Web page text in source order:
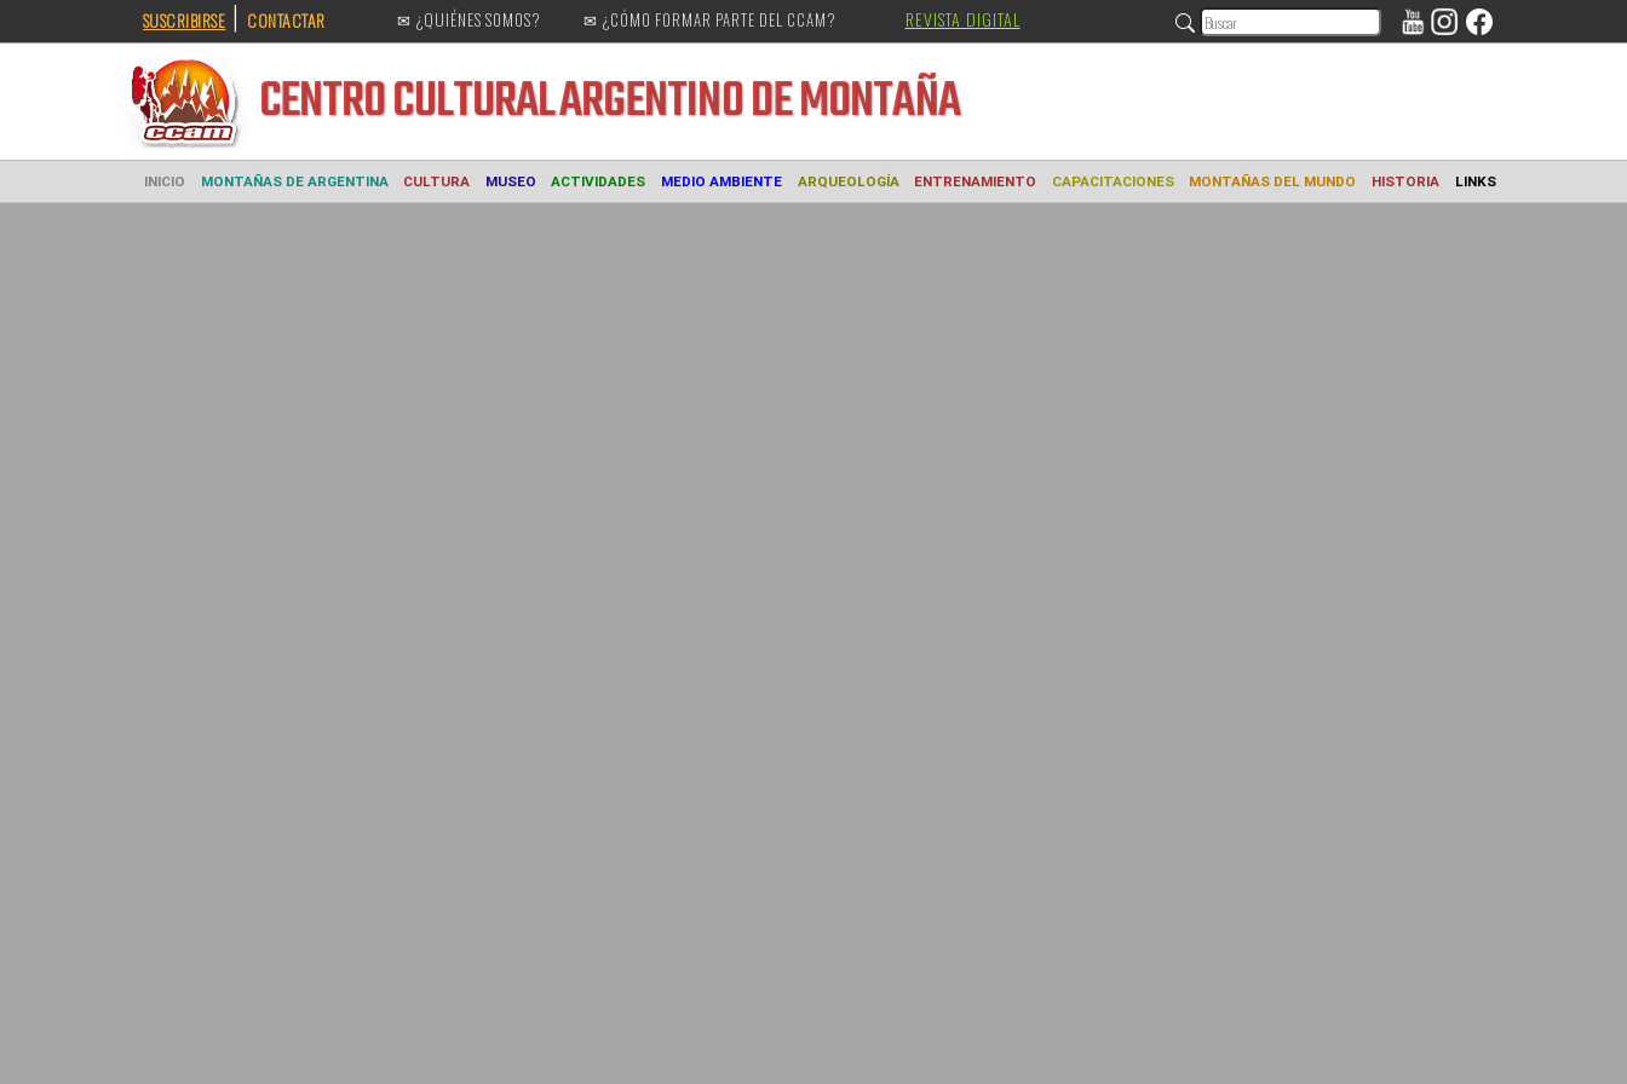
SUSCRIBIRSE | CONTACTAR ✉ ¿QUIÉNES SOMOS? ✉ ¿CÓMO FORMAR PARTE DEL CCAM? REVISTA DIGITAL
CENTRO CULTURALARGENTINO DE MONTAÑA
INICIO MONTAÑAS DE ARGENTINA CULTURA MUSEO ACTIVIDADES MEDIO AMBIENTE ARQUEOLOGÍA ENTRENAMIENTO CAPACITACIONES MONTAÑAS DEL MUNDO HISTORIA